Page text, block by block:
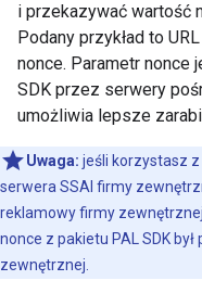
i przekazywać wartość
Podany przykład to
nonce. Parametr nonce
SDK przez serwery
umożliwia lepsze
Uwaga: jeśli korzystasz
serwera SSAI firmy
reklamowy firmy
nonce z pakietu PAL SDK
zewnętrznej.